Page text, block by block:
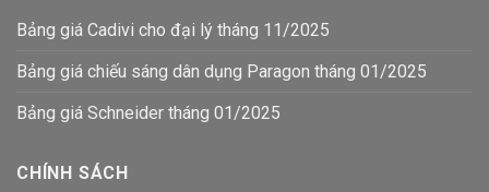
Bảng giá Cadivi cho đại lý tháng 11/2025
Bảng giá chiếu sáng dân dụng Paragon tháng 01/2025
Bảng giá Schneider tháng 01/2025
CHÍNH SÁCH